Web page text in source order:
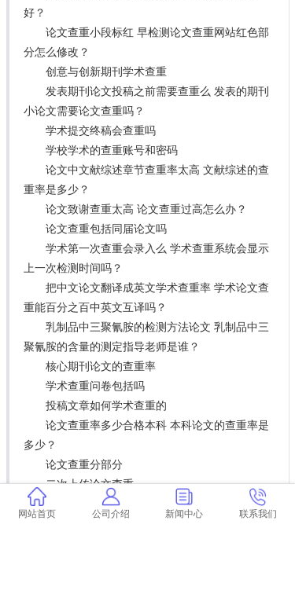
好？
论文查重小段标红 早检测论文查重网站红色部
分怎么修改？
创意与创新期刊学术查重
发表期刊论文投稿之前需要查重么 发表的期刊
小论文需要论文查重吗？
学术提交终稿会查重吗
学校学术的查重账号和密码
论文中文献综述章节查重率太高 文献综述的查
重率是多少？
论文致谢查重太高 论文查重过高怎么办？
论文查重包括同届论文吗
学术第一次查重会录入么 学术查重系统会显示
上一次检测时间吗？
把中文论文翻译成英文学术查重率 学术论文查
重能百分之百中英文互译吗？
乳制品中三聚氰胺的检测方法论文 乳制品中三
聚氰胺的含量的测定指导老师是谁？
核心期刊论文的查重率
学术查重问卷包括吗
投稿文章如何学术查重的
论文查重率多少合格本科 本科论文的查重率是
多少？
论文查重分部分
二次上传论文查重
学术自己查重低还能改吗 学术查重是怎么回
网站首页 公司介绍 新闻中心 联系我们